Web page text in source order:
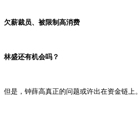
欠薪裁员、被限制高消费
林盛还有机会吗？
但是，钟薛高真正的问题或许出在资金链上。